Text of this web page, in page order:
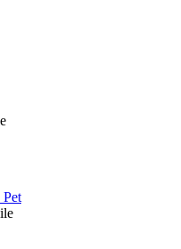
Pet